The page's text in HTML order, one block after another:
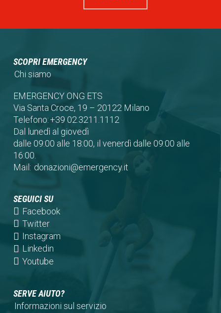
SCOPRI EMERGENCY
Chi siamo
EMERGENCY ONG ETS
Via Santa Croce, 19 – 20122 Milano
Telefono:+39 02.3211.1112
Dal lunedì al giovedì
dalle 09:00 alle 18:00, il venerdì dalle 09:00 alle
16:00.
Mail: donazioni@emergency.it
SEGUICI SU
Facebook(opens
a
Twitter(opens
in
a
new
Instagram(opens
Linkedin(opens
in
tab)
Youtube(opens
new
tab)
SERVE AIUTO?
Informazioni sul servizio